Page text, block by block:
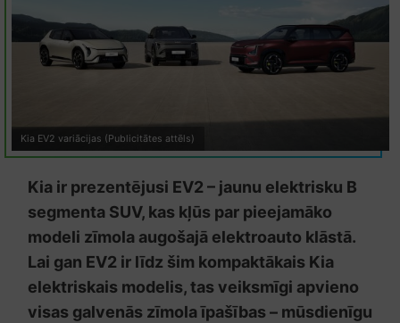
Kia EV2 variācijas (Publicitātes attēls)
Kia ir prezentējusi EV2 – jaunu elektrisku B
segmenta SUV, kas kļūs par pieejamāko
modeli zīmola augošajā elektroauto klāstā.
Lai gan EV2 ir līdz šim kompaktākais Kia
elektriskais modelis, tas veiksmīgi apvieno
visas galvenās zīmola īpašības – mūsdienīgu